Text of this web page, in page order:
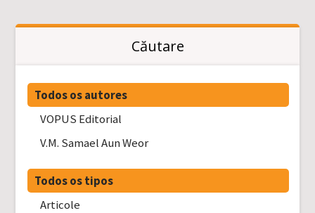
Căutare
Todos os autores
VOPUS Editorial
V.M. Samael Aun Weor
Todos os tipos
Articole